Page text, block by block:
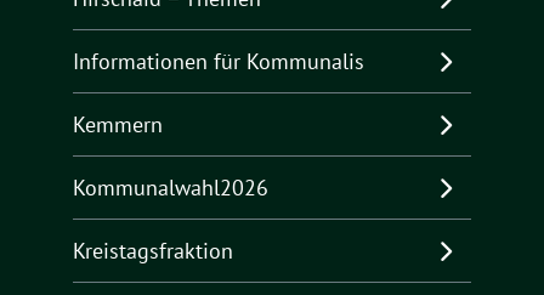
Informationen für Kommunalis
Kemmern
Kommunalwahl2026
Kreistagsfraktion